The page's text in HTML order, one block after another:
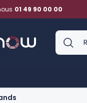
01 49 90 00 00